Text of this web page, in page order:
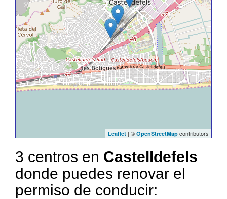
Leaflet | © OpenStreetMap contributors
3 centros en Castelldefels
donde puedes renovar el
permiso de conducir: